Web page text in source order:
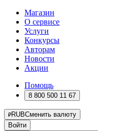
Магазин
О сервисе
Услуги
Конкурсы
Авторам
Новости
Акции
Помощь
8 800 500 11 67
RUBСменить валюту
Войти